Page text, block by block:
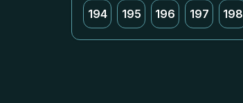
194 195 196 197 198